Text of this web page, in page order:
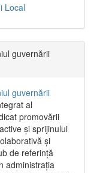
Local
guvernării
guvernării
al
promovării
și sprijinului
și
de referință
administrația